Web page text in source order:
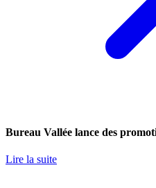
Bureau Vallée lance des
Lire la suite